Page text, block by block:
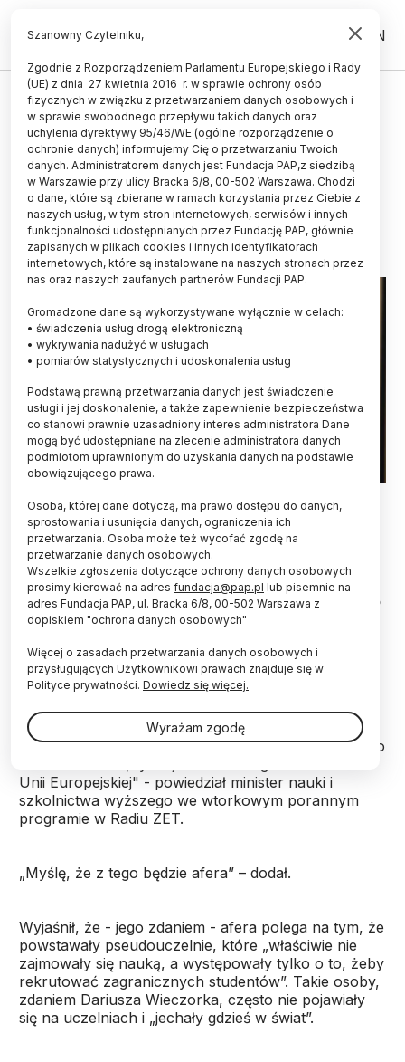
PL EN
UCZELNIE I INSTYTUCJE
Wieczorek: kilkadziesiąt tys. osób
mogło się dostać do Polski dzięki
pseudouczelniom
23.04.2024
aktualizacja: 23.04.2024
2 minuty czytania
PAP/Albert Zawada
Pseudouczelnie występowały o wizy dla
zagranicznych studentów, którzy w ogóle się tam
nie pojawiali, tylko jechali w świat – powiedział
minister nauki Dariusz Wieczorek w Radiu ZET. Do
Polski w ten sposób mogło się dostać nawet
„To kolejna rzecz, która na komisji (komisji śledczej
ds. afery wizowej – PAP) i przez prokuraturę będzie
musiała być wyjaśniana – czyli proceder wydawania
wiz dla studentów, którzy w ogóle nie przyjeżdżali do
Unii Europejskiej" - powiedział minister nauki i
szkolnictwa wyższego we wtorkowym porannym
programie w Radiu ZET.
„Myślę, że z tego będzie afera” – dodał.
Wyjaśnił, że - jego zdaniem - afera polega na tym, że
powstawały pseudouczelnie, które „właściwie nie
zajmowały się nauką, a występowały tylko o to, żeby
rekrutować zagranicznych studentów”. Takie osoby,
zdaniem Dariusza Wieczorka, często nie pojawiały
się na uczelniach i „jechały gdzieś w świat”.
Szanowny Czytelniku,
Zgodnie z Rozporządzeniem Parlamentu Europejskiego i Rady
(UE) z dnia 27 kwietnia 2016 r. w sprawie ochrony osób
fizycznych w związku z przetwarzaniem danych osobowych i
w sprawie swobodnego przepływu takich danych oraz
uchylenia dyrektywy 95/46/WE (ogólne rozporządzenie o
ochronie danych) informujemy Cię o przetwarzaniu Twoich
danych. Administratorem danych jest Fundacja PAP,z siedzibą
w Warszawie przy ulicy Bracka 6/8, 00-502 Warszawa. Chodzi
o dane, które są zbierane w ramach korzystania przez Ciebie z
naszych usług, w tym stron internetowych, serwisów i innych
funkcjonalności udostępnianych przez Fundację PAP, głównie
zapisanych w plikach cookies i innych identyfikatorach
internetowych, które są instalowane na naszych stronach przez
nas oraz naszych zaufanych partnerów Fundacji PAP.
Gromadzone dane są wykorzystywane wyłącznie w celach:
• świadczenia usług drogą elektroniczną
• wykrywania nadużyć w usługach
• pomiarów statystycznych i udoskonalenia usług
Podstawą prawną przetwarzania danych jest świadczenie
usługi i jej doskonalenie, a także zapewnienie bezpieczeństwa
co stanowi prawnie uzasadniony interes administratora Dane
mogą być udostępniane na zlecenie administratora danych
podmiotom uprawnionym do uzyskania danych na podstawie
obowiązującego prawa.
Osoba, której dane dotyczą, ma prawo dostępu do danych,
sprostowania i usunięcia danych, ograniczenia ich
przetwarzania. Osoba może też wycofać zgodę na
przetwarzanie danych osobowych.
Wszelkie zgłoszenia dotyczące ochrony danych osobowych
prosimy kierować na adres fundacja@pap.pl lub pisemnie na
adres Fundacja PAP, ul. Bracka 6/8, 00-502 Warszawa z
dopiskiem "ochrona danych osobowych"
Więcej o zasadach przetwarzania danych osobowych i
przysługujących Użytkownikowi prawach znajduje się w
Polityce prywatności. Dowiedz się więcej.
Wyrażam zgodę